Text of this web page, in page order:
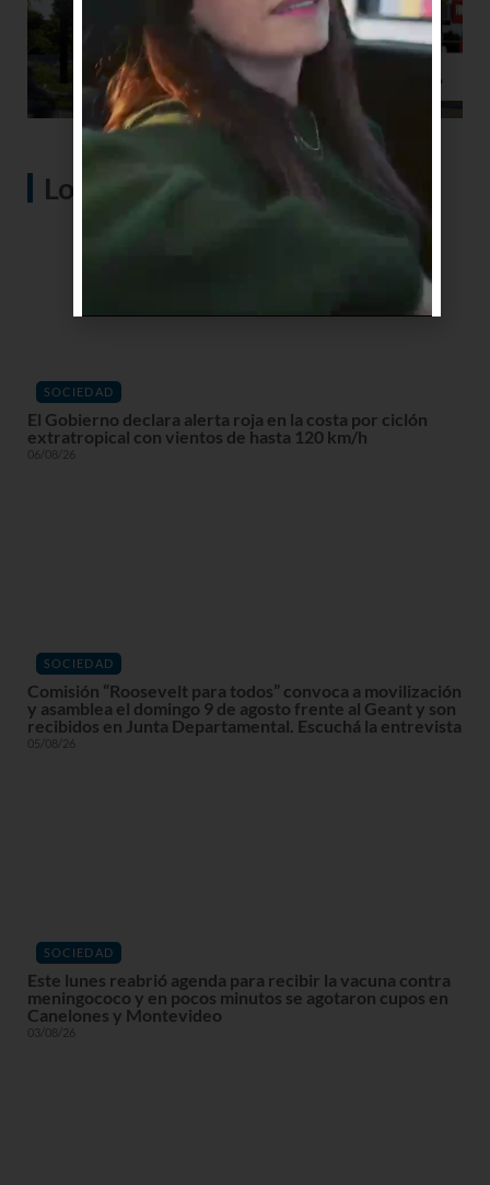
Lo más visto
SOCIEDAD
El Gobierno declara alerta roja en la costa por ciclón
extratropical con vientos de hasta 120 km/h
06/08/26
SOCIEDAD
Comisión “Roosevelt para todos” convoca a movilización
y asamblea el domingo 9 de agosto frente al Geant y son
recibidos en Junta Departamental. Escuchá la entrevista
05/08/26
SOCIEDAD
Este lunes reabrió agenda para recibir la vacuna contra
meningococo y en pocos minutos se agotaron cupos en
Canelones y Montevideo
03/08/26